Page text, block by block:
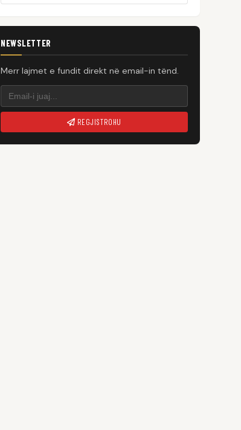
NEWSLETTER
Merr lajmet e fundit direkt në email-in tënd.
REGJISTROHU